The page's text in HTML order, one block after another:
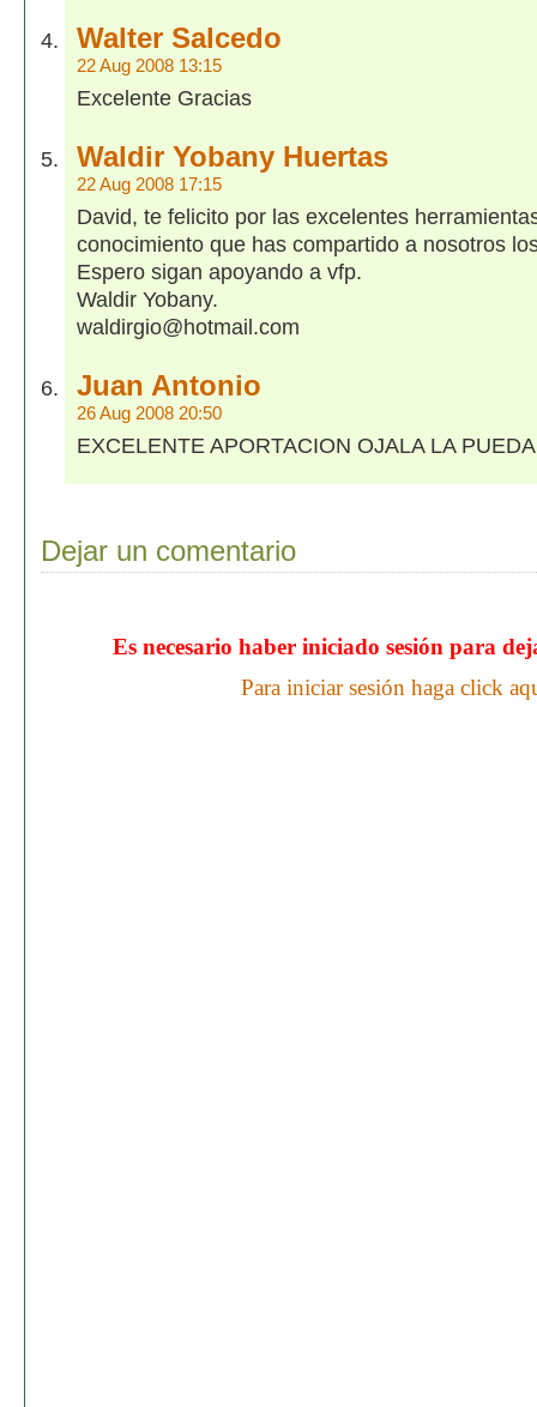
Walter Salcedo
22 Aug 2008 13:15
Excelente Gracias
Waldir Yobany Huertas
22 Aug 2008 17:15
David, te felicito por las excelentes
conocimiento que has compartido a nosotros
Espero sigan apoyando a vfp.
Waldir Yobany.
waldirgio@hotmail.com
Juan Antonio
26 Aug 2008 20:50
EXCELENTE APORTACION OJALA LA
Dejar un comentario
Es necesario haber iniciado sesión para
Para iniciar sesión haga click